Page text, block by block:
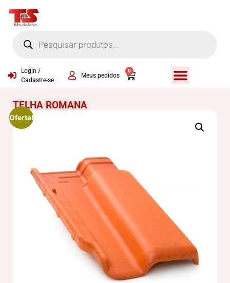
Login /
Cadastre-se
Meus pedidos
0
TELHA ROMANA
Oferta!